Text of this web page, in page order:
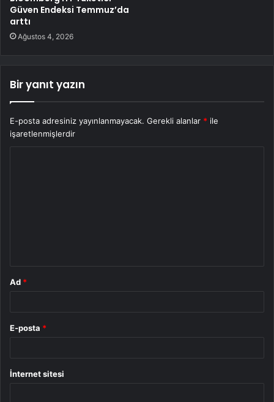
Güven Endeksi Temmuz’da
arttı
Ağustos 4, 2026
Bir yanıt yazın
E-posta adresiniz yayınlanmayacak. Gerekli alanlar * ile
işaretlenmişlerdir
Ad *
E-posta *
İnternet sitesi